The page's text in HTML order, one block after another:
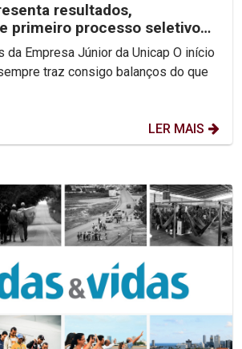
resultados,
primeiro processo seletivo
Empresa Júnior da Unicap O início
traz consigo balanços do que
LER MAIS